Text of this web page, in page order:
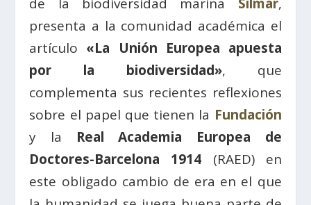
presenta a la comunidad académica el
artículo «La Unión Europea apuesta
por la biodiversidad», que
complementa sus recientes reflexiones
sobre el papel que tienen la Fundación
y la Real Academia Europea de
Doctores-Barcelona 1914 (RAED) en
este obligado cambio de era en el que